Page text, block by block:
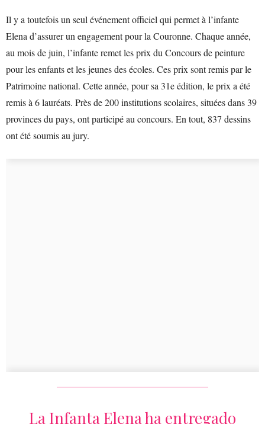
Il y a toutefois un seul événement officiel qui permet à l’infante
Elena d’assurer un engagement pour la Couronne. Chaque année,
au mois de juin, l’infante remet les prix du Concours de peinture
pour les enfants et les jeunes des écoles. Ces prix sont remis par le
Patrimoine national. Cette année, pour sa 31e édition, le prix a été
remis à 6 lauréats. Près de 200 institutions scolaires, situées dans 39
provinces du pays, ont participé au concours. En tout, 837 dessins
ont été soumis au jury.
La Infanta Elena ha entregado